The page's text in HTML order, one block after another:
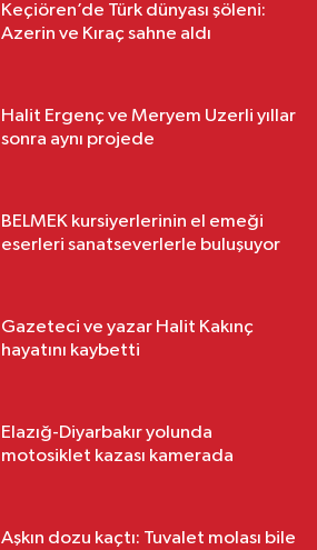
Keçiören’de Türk dünyası şöleni:
Azerin ve Kıraç sahne aldı
Halit Ergenç ve Meryem Uzerli yıllar
sonra aynı projede
BELMEK kursiyerlerinin el emeği
eserleri sanatseverlerle buluşuyor
Gazeteci ve yazar Halit Kakınç
hayatını kaybetti
Elazığ-Diyarbakır yolunda
motosiklet kazası kamerada
Aşkın dozu kaçtı: Tuvalet molası bile